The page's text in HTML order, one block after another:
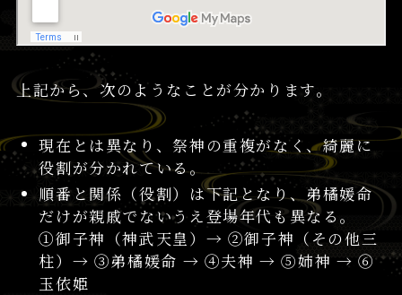
上記から、次のようなことが分かります。
現在とは異なり、祭神の重複がなく、綺麗に
役割が分かれている。
順番と関係（役割）は下記となり、弟橘媛命
だけが親戚でないうえ登場年代も異なる。
①御子神（神武天皇）→ ②御子神（その他三
柱）→ ③弟橘媛命 → ④夫神 → ⑤姉神 → ⑥
玉依姫